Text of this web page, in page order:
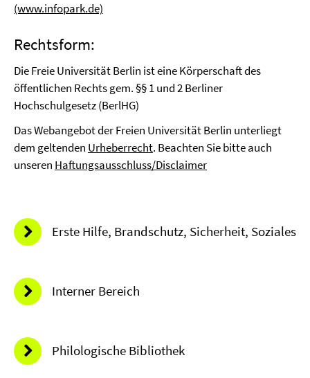
(www.infopark.de)
Rechtsform:
Die Freie Universität Berlin ist eine Körperschaft des
öffentlichen Rechts gem. §§ 1 und 2 Berliner
Hochschulgesetz (BerlHG)
Das Webangebot der Freien Universität Berlin unterliegt
dem geltenden Urheberrecht. Beachten Sie bitte auch
unseren Haftungsausschluss/Disclaimer
Erste Hilfe, Brandschutz, Sicherheit, Soziales
Interner Bereich
Philologische Bibliothek